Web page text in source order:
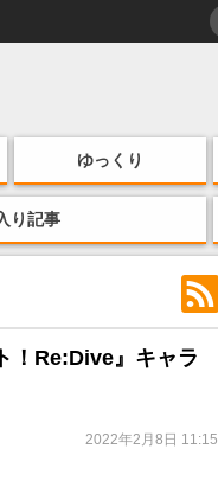
ゆっくり
り記事
！Re:Dive』キャラ
2022年2月8日 11:15